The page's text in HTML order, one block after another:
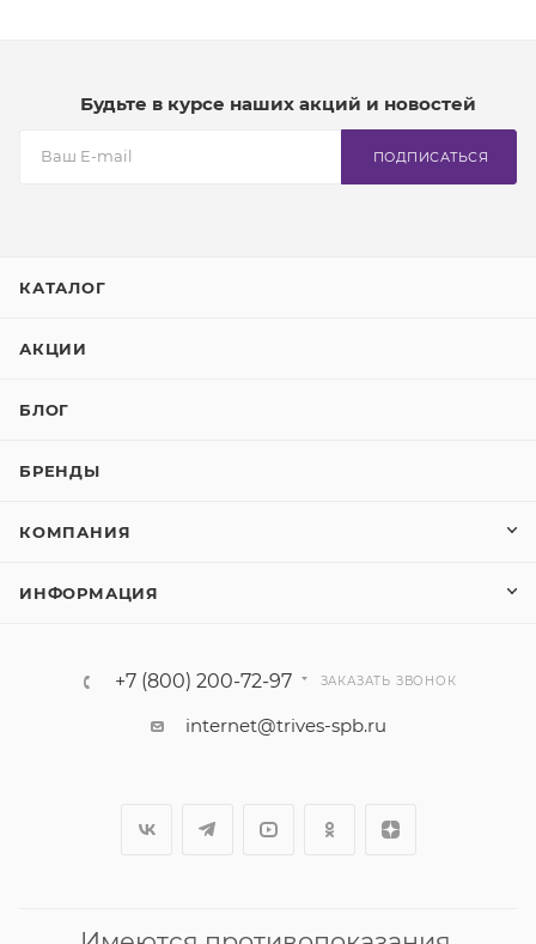
Будьте в курсе наших акций и новостей
ПОДПИСАТЬСЯ
КАТАЛОГ
АКЦИИ
БЛОГ
БРЕНДЫ
КОМПАНИЯ
ИНФОРМАЦИЯ
+7 (800) 200-72-97 ЗАКАЗАТЬ ЗВОНОК
internet@trives-spb.ru